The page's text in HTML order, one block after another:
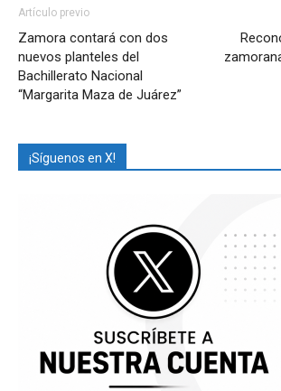
Artículo previo
Zamora contará con dos
nuevos planteles del
Bachillerato Nacional
“Margarita Maza de Juárez”
¡Síguenos en X!